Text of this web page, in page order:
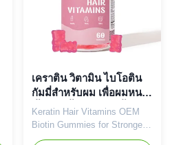
Function Longer, Healthier
Hair Shelf-Life 24 months
Specification 60 Gummies /
Bottle Or Customized
Hair, Skin & Nails Nourish
your beauty
เคราติน วิตามิน ไบโอติน
กัมมี่สำหรับผม เพื่อผมหนา
ขึ้น ยาวขึ้น แข็งแรงขึ้น เร็ว
ขึ้น
Keratin Hair Vitamins OEM
Biotin Gummies for Stronger,
Longer, Thicker, Healthier Hair